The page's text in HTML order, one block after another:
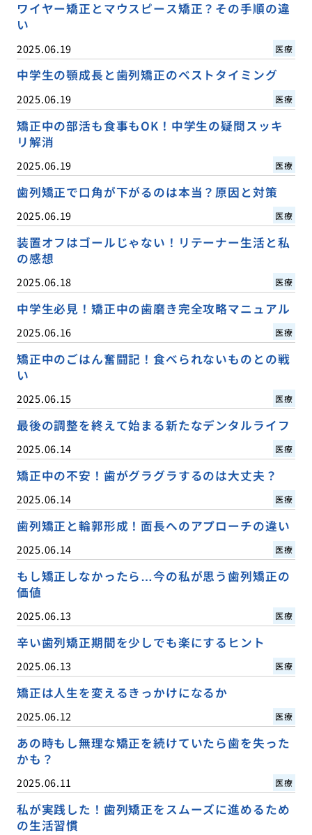
ワイヤー矯正とマウスピース矯正？その手順の違
い
2025.06.19 医療
中学生の顎成長と歯列矯正のベストタイミング
2025.06.19 医療
矯正中の部活も食事もOK！中学生の疑問スッキ
リ解消
2025.06.19 医療
歯列矯正で口角が下がるのは本当？原因と対策
2025.06.19 医療
装置オフはゴールじゃない！リテーナー生活と私
の感想
2025.06.18 医療
中学生必見！矯正中の歯磨き完全攻略マニュアル
2025.06.16 医療
矯正中のごはん奮闘記！食べられないものとの戦
い
2025.06.15 医療
最後の調整を終えて始まる新たなデンタルライフ
2025.06.14 医療
矯正中の不安！歯がグラグラするのは大丈夫？
2025.06.14 医療
歯列矯正と輪郭形成！面長へのアプローチの違い
2025.06.14 医療
もし矯正しなかったら…今の私が思う歯列矯正の
価値
2025.06.13 医療
辛い歯列矯正期間を少しでも楽にするヒント
2025.06.13 医療
矯正は人生を変えるきっかけになるか
2025.06.12 医療
あの時もし無理な矯正を続けていたら歯を失った
かも？
2025.06.11 医療
私が実践した！歯列矯正をスムーズに進めるため
の生活習慣